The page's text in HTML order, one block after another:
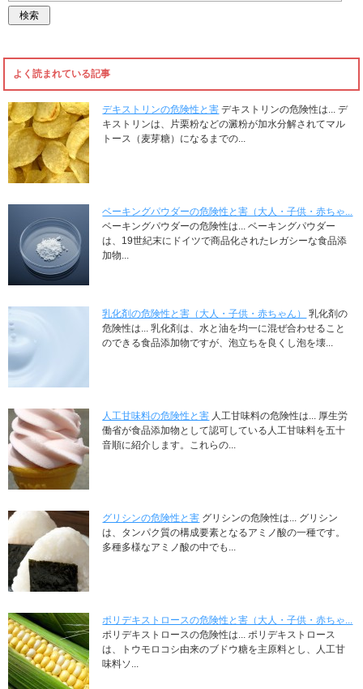
よく読まれている記事
デキストリンの危険性と害 デキストリンの危険性は... デ
キストリンは、片栗粉などの澱粉が加水分解されてマル
トース（麦芽糖）になるまでの...
ベーキングパウダーの危険性と害（大人・子供・赤ちゃ...
ベーキングパウダーの危険性は... ベーキングパウダー
は、19世紀末にドイツで商品化されたレガシーな食品添
加物...
乳化剤の危険性と害（大人・子供・赤ちゃん）
乳化剤の
危険性は... 乳化剤は、水と油を均一に混ぜ合わせること
のできる食品添加物ですが、泡立ちを良くし泡を壊...
人工甘味料の危険性と害 人工甘味料の危険性は... 厚生労
働省が食品添加物として認可している人工甘味料を五十
音順に紹介します。これらの...
グリシンの危険性と害 グリシンの危険性は... グリシン
は、タンパク質の構成要素となるアミノ酸の一種です。
多種多様なアミノ酸の中でも...
ポリデキストロースの危険性と害（大人・子供・赤ちゃ...
ポリデキストロースの危険性は... ポリデキストロース
は、トウモロコシ由来のブドウ糖を主原料とし、人工甘
味料ソ...